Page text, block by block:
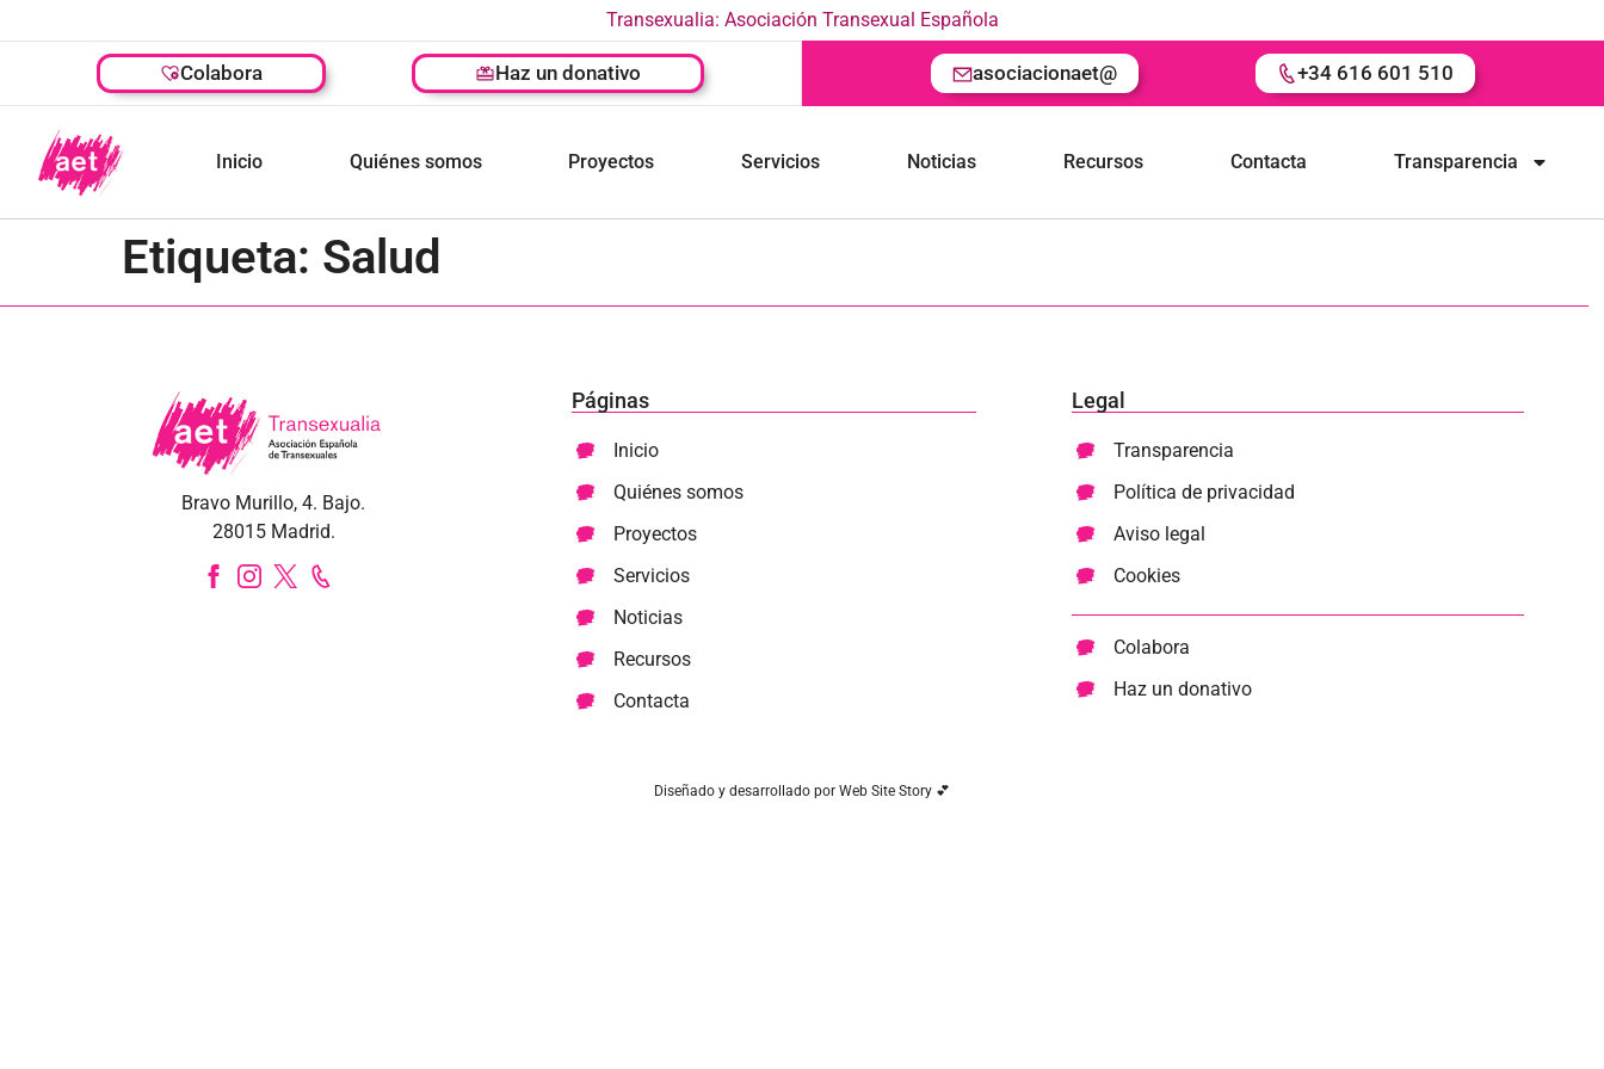
Transexualia: Asociación Transexual Española
Inicio Quiénes somos Proyectos Servicios Noticias Recursos Contacta Transparencia
Colabora Haz un donativo asociacionaet@ +34 616 601 510
Etiqueta: Salud
Bravo Murillo, 4. Bajo.
28015 Madrid.
Páginas
Inicio
Quiénes somos
Proyectos
Servicios
Noticias
Recursos
Contacta
Legal
Transparencia
Política de privacidad
Aviso legal
Cookies
Colabora
Haz un donativo
Diseñado y desarrollado por Web Site Story 💕